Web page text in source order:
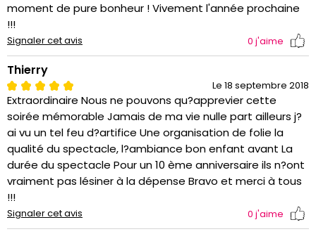
moment de pure bonheur ! Vivement l'année prochaine
!!!
Signaler cet avis 0 j'aime
Thierry
Le 18 septembre 2018
Extraordinaire Nous ne pouvons qu?apprevier cette
soirée mémorable Jamais de ma vie nulle part ailleurs j?
ai vu un tel feu d?artifice Une organisation de folie la
qualité du spectacle, l?ambiance bon enfant avant La
durée du spectacle Pour un 10 ème anniversaire ils n?ont
vraiment pas lésiner à la dépense Bravo et merci à tous
!!!
Signaler cet avis 0 j'aime